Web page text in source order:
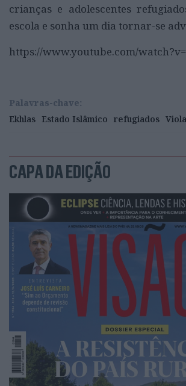
crianças e adolescentes
escola e sonha um dia tornar-se
https://www.youtube.com/
Palavras-chave:
Ekhlas Estado Islâmico refugiados
CAPA DA EDIÇÃO